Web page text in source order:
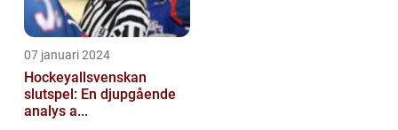
07 januari 2024
Hockeyallsvenskan
slutspel: En djupgående
analys a...